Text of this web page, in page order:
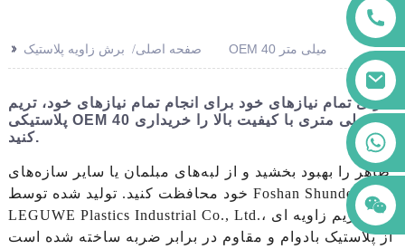
>> صفحه اصلی برش زاویه پلاستیک OEM 40 میلی متر
برای تمام نیازهای خود برای انجام تمام نیازهای خود، تریم
پلاستیکی OEM 40 میلی متری با کیفیت بالا را خریداری
کنید.
ظاهر را بهبود بخشید و از لبه‌های مبلمان یا سایر سازه‌های
خود محافظت کنید. تولید شده توسط Foshan Shunde
LEGUWE Plastics Industrial Co., Ltd.، این تریم زاویه ای
از پلاستیک بادوام و مقاوم در برابر ضربه ساخته شده است